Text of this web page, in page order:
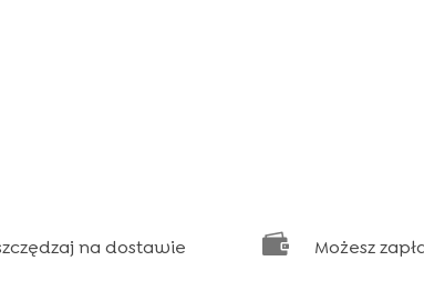
na dostawie  Możesz